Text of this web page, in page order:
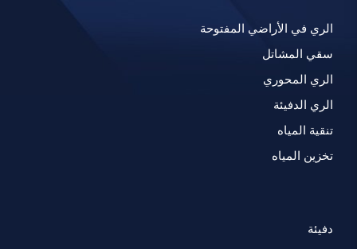
الري في الأراضي المفتوحة
سقي المشاتل
الري المحوري
الري الدفيئة
تنقية المياه
تخزين المياه
دفيئة